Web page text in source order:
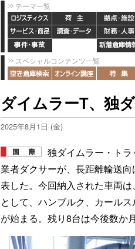
テーマ一覧
スペシャルコンテンツ一覧
ダイムラーT、独
2025年8月1日 (金)
独ダイムラー・ト
業者ダクサーが、長距離輸送
表した。今回納入された車両
として、ハンブルク、カール
が始まる。残り8台は今後数か